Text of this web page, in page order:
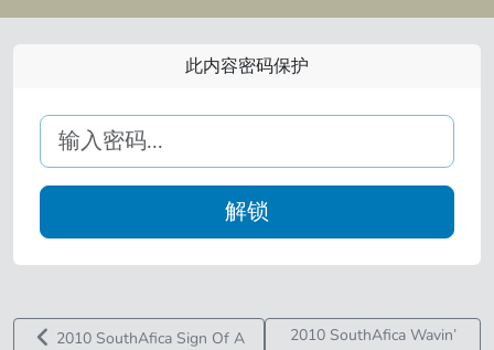
此内容密码保护
解锁
2010 SouthAfica Sign Of A
2010 SouthAfica Wavin’